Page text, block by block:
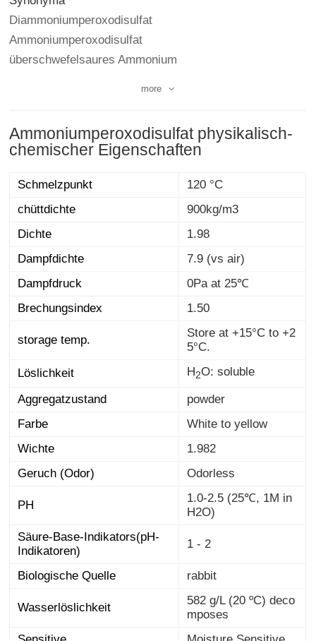
Diammoniumperoxodisulfat
Ammoniumperoxodisulfat
überschwefelsaures Ammonium
more
Ammoniumperoxodisulfat physikalisch-
chemischer Eigenschaften
Schmelzpunkt
120 °C
chüttdichte
900kg/m3
Dichte
1.98
Dampfdichte
7.9 (vs air)
Dampfdruck
0Pa at 25℃
Brechungsindex
1.50
storage temp.
Store at +15°C to +2
5°C.
Löslichkeit
H2O: soluble
Aggregatzustand
powder
Farbe
White to yellow
Wichte
1.982
Geruch (Odor)
Odorless
PH
1.0-2.5 (25℃, 1M in
H2O)
Säure-Base-Indikators(pH-
Indikatoren)
1 - 2
Biologische Quelle rabbit
Wasserlöslichkeit
582 g/L (20 ºC) deco
mposes